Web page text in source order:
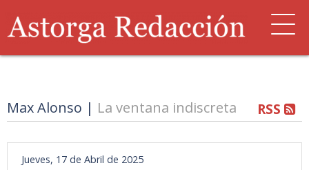
Max Alonso | La ventana indiscreta RSS
Jueves, 17 de Abril de 2025